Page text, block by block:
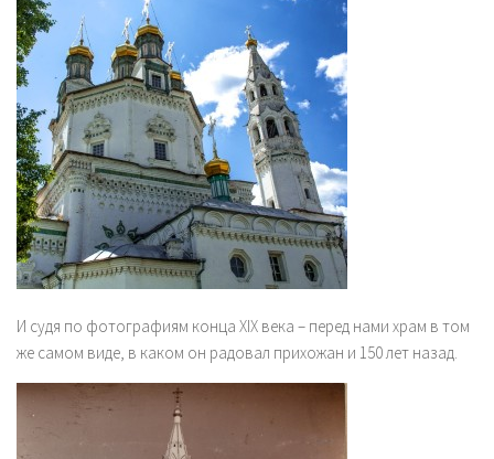
И судя по фотографиям конца XIX века – перед нами храм в том
же самом виде, в каком он радовал прихожан и 150 лет назад.